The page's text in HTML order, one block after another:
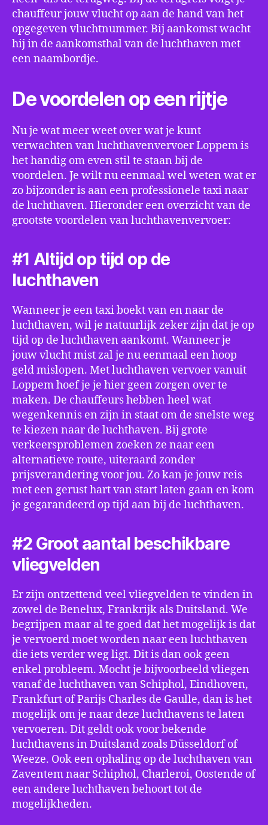
chauffeur jouw vlucht op aan de hand van het
opgegeven vluchtnummer. Bij aankomst wacht
hij in de aankomsthal van de luchthaven met
een naambordje.
De voordelen op een rijtje
Nu je wat meer weet over wat je kunt
verwachten van luchthavenvervoer Loppem is
het handig om even stil te staan bij de
voordelen. Je wilt nu eenmaal wel weten wat er
zo bijzonder is aan een professionele taxi naar
de luchthaven. Hieronder een overzicht van de
grootste voordelen van luchthavenvervoer:
#1 Altijd op tijd op de
luchthaven
Wanneer je een taxi boekt van en naar de
luchthaven, wil je natuurlijk zeker zijn dat je op
tijd op de luchthaven aankomt. Wanneer je
jouw vlucht mist zal je nu eenmaal een hoop
geld mislopen. Met luchthaven vervoer vanuit
Loppem hoef je je hier geen zorgen over te
maken. De chauffeurs hebben heel wat
wegenkennis en zijn in staat om de snelste weg
te kiezen naar de luchthaven. Bij grote
verkeersproblemen zoeken ze naar een
alternatieve route, uiteraard zonder
prijsverandering voor jou. Zo kan je jouw reis
met een gerust hart van start laten gaan en kom
je gegarandeerd op tijd aan bij de luchthaven.
#2 Groot aantal beschikbare
vliegvelden
Er zijn ontzettend veel vliegvelden te vinden in
zowel de Benelux, Frankrijk als Duitsland. We
begrijpen maar al te goed dat het mogelijk is dat
je vervoerd moet worden naar een luchthaven
die iets verder weg ligt. Dit is dan ook geen
enkel probleem. Mocht je bijvoorbeeld vliegen
vanaf de luchthaven van Schiphol, Eindhoven,
Frankfurt of Parijs Charles de Gaulle, dan is het
mogelijk om je naar deze luchthavens te laten
vervoeren. Dit geldt ook voor bekende
luchthavens in Duitsland zoals Düsseldorf of
Weeze. Ook een ophaling op de luchthaven van
Zaventem naar Schiphol, Charleroi, Oostende of
een andere luchthaven behoort tot de
mogelijkheden.